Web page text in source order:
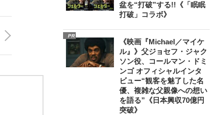
盆を“打破”する!!《「眠眠
打破」コラボ》
PR
《映画『Michael／マイケ
ル』》父ジョセフ・ジャク
ソン役、コールマン・ドミ
ンゴ オフィシャルインタ
ビュー“観客を魅了した名
優、複雑な父親像への想い
を語る”《日本興収70億円
突破》